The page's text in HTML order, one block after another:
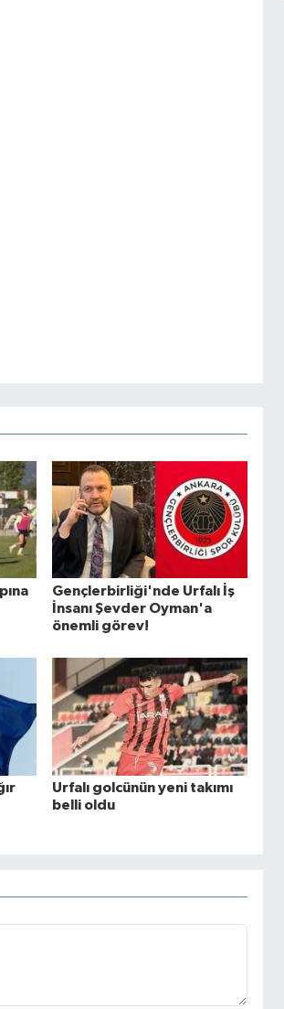
Gençlerbirliği'nde Urfalı İş
İnsanı Şevder Oyman'a
önemli görev!
Urfalı golcünün yeni takımı
belli oldu